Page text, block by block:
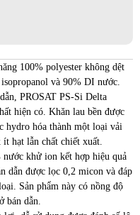
100% polyester không dệt
và 90% DI nước.
PROSAT PS-Si Delta
hiện có. Khăn lau bền được
hydro hóa thành một loại vải
hạt lẫn chất chiết xuất.
khử ion kết hợp hiệu quả
dẫn được lọc 0,2 micon và đáp
Sản phẩm này có nồng độ
bán dẫn.